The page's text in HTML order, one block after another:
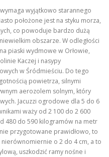
wyjątkowo starannego
położone jest na styku morza,
co powoduje bardzo dużą
obszarze. W odległości
piaski wydmowe w Orłowie,
Kaczej i nasypy
w Śródmieściu. Do tego
powietrza, silnymi
aerozolem solnym, który
Jacuzzi ogrodowe dla 5 do 6
waży od 2 100 do 2 600
480 do 590 kilogramów na metr
przygotowane prawidłowo, to
o 2 do 4 cm, a to
uszkodzić ramy nośne i